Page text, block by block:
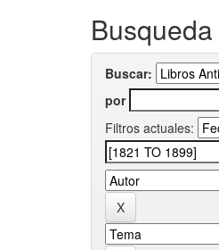
Busqueda
Buscar:
por
Filtros actuales: